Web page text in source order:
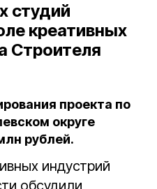
студий
креативных
Строителя
проекта по
округе
рублей.
индустрий
обсудили